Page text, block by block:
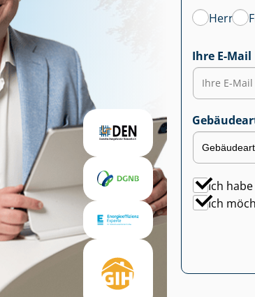
Herr
Ihre E-Mail
Ich
Ich